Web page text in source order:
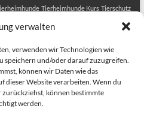
verwalten
verwenden wir Technologien wie
speichern und/oder darauf zuzugreifen.
können wir Daten wie das
dieser Website verarbeiten. Wenn du
können bestimmte
werden.
Tierheimhunde Kurs Tierschutz
Welpenkurs in Wien